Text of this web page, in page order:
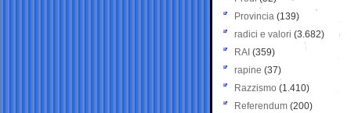
Provincia (139)
radici e valori (3.682)
RAI (359)
rapine (37)
Razzismo (1.410)
Referendum (200)